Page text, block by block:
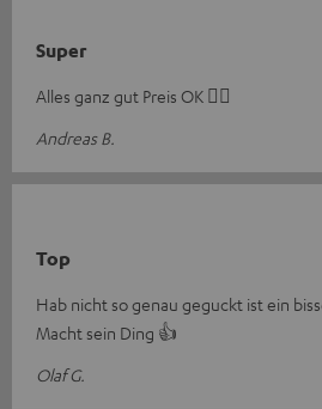
Super
Alles ganz gut Preis OK 👍🏻
Andreas B.
Top
Hab nicht so genau geguckt ist ein
Macht sein Ding 👍
Olaf G.